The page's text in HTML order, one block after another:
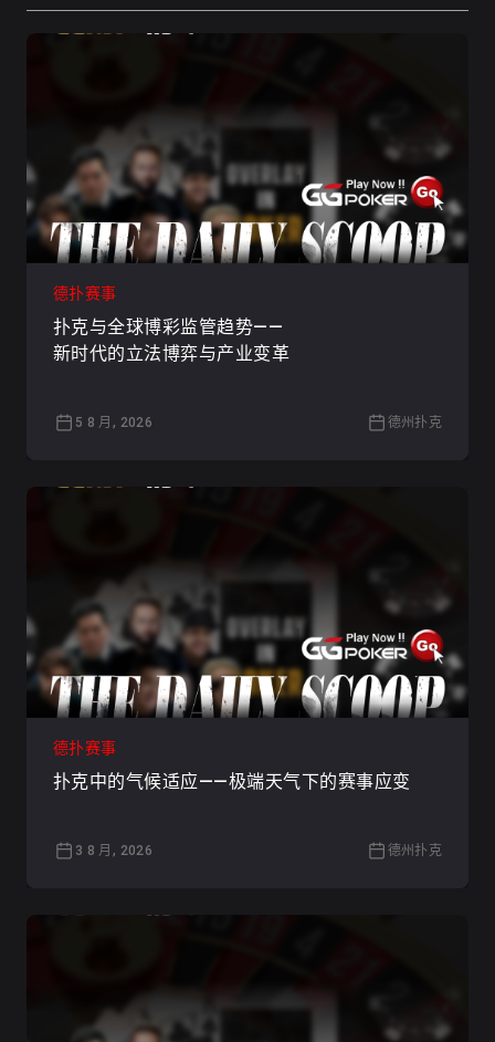
德扑赛事
扑克与全球博彩监管趋势——
新时代的立法博弈与产业变革
5 8 月, 2026 德州扑克
德扑赛事
扑克中的气候适应——极端天气下的赛事应变
3 8 月, 2026 德州扑克